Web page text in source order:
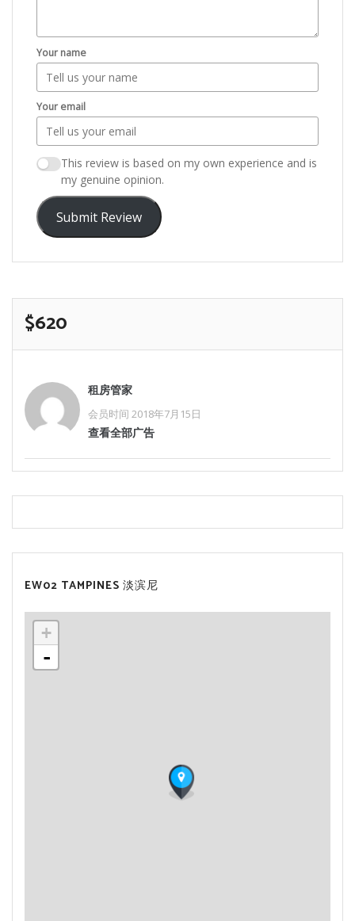
Your name
Your email
This review is based on my own experience and is
my genuine opinion.
Submit Review
$620
租房管家
会员时间 2018年7月15日
查看全部广告
EW02 TAMPINES 淡滨尼
+
-